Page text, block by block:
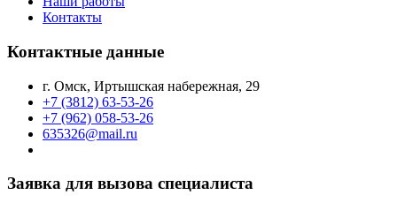
Контакты
Контактные данные
г. Омск, Иртышская набережная, 29
+7 (3812) 63-53-26
+7 (962) 058-53-26
635326@mail.ru
Заявка для вызова специалиста